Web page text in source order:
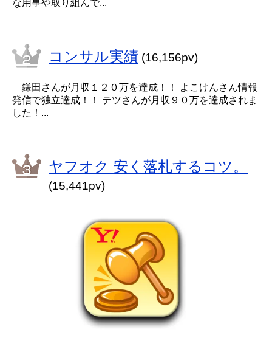
な用事や取り組んで...
コンサル実績 (16,156pv)
鎌田さんが月収１２０万を達成！！ よこけんさん情報
発信で独立達成！！ テツさんが月収９０万を達成されま
した！...
ヤフオク 安く落札するコツ。
(15,441pv)